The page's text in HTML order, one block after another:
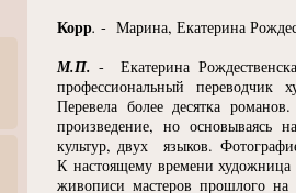
Корр. - Марина, Екатерина
М.П.- Екатерина
профессиональный переводчик
Перевела более десятка
произведение, но основываясь
культур, двух языков.
К настоящему времени художница
живописи мастеров прошлого